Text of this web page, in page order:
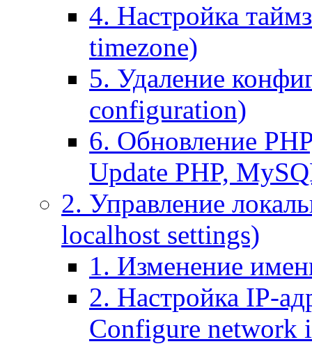
4. Настройка
timezone)
5. Удаление
configuration)
6. Обновление
Update PHP,
2. Управление
localhost settings)
1. Изменение
2. Настройка IP-
Configure network